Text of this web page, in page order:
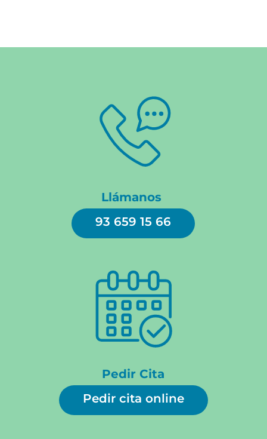
Llámanos
93 659 15 66
Pedir Cita
Pedir cita online